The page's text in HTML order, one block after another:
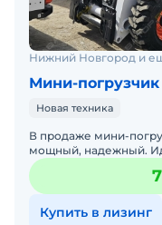
Нижний Новгород и
Мини-
Новая техника
В продаже мини-
мощный, надежный.
стройке, в
Бобке
Купить в лизинг